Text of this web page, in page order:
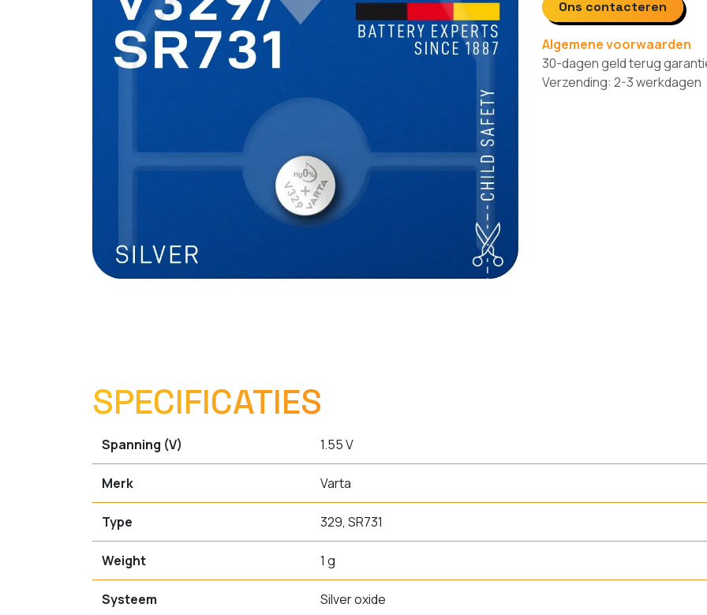
Ons contacteren
Algemene voorwaarden
30-dagen geld terug
Verzending: 2-3 werkdagen
SPECIFICATIES
Spanning (V) 1.55 V
Merk Varta
Type 329, SR731
Weight 1 g
Systeem Silver oxide